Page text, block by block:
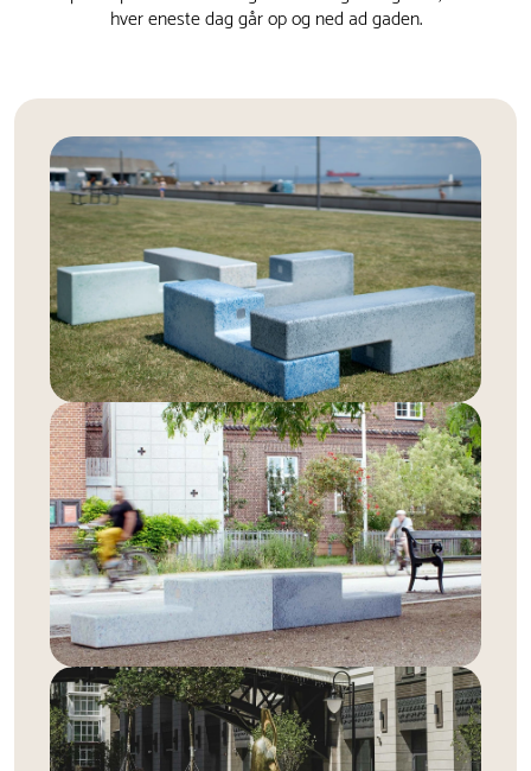
hver eneste dag går op og ned ad gaden.